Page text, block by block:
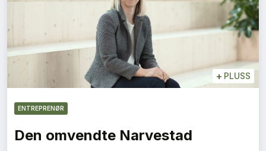
+ PLUSS
ENTREPRENØR
Den omvendte Narvestad